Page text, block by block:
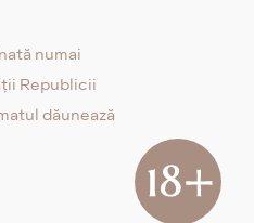
numai
Republicii
dăunează